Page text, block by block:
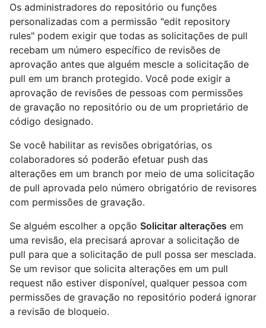
Os administradores do repositório ou funções
personalizadas com a permissão "edit repository
rules" podem exigir que todas as solicitações de pull
recebam um número específico de revisões de
aprovação antes que alguém mescle a solicitação de
pull em um branch protegido. Você pode exigir a
aprovação de revisões de pessoas com permissões
de gravação no repositório ou de um proprietário de
código designado.
Se você habilitar as revisões obrigatórias, os
colaboradores só poderão efetuar push das
alterações em um branch por meio de uma solicitação
de pull aprovada pelo número obrigatório de revisores
com permissões de gravação.
Se alguém escolher a opção Solicitar alterações em
uma revisão, ela precisará aprovar a solicitação de
pull para que a solicitação de pull possa ser mesclada.
Se um revisor que solicita alterações em um pull
request não estiver disponível, qualquer pessoa com
permissões de gravação no repositório poderá ignorar
a revisão de bloqueio.